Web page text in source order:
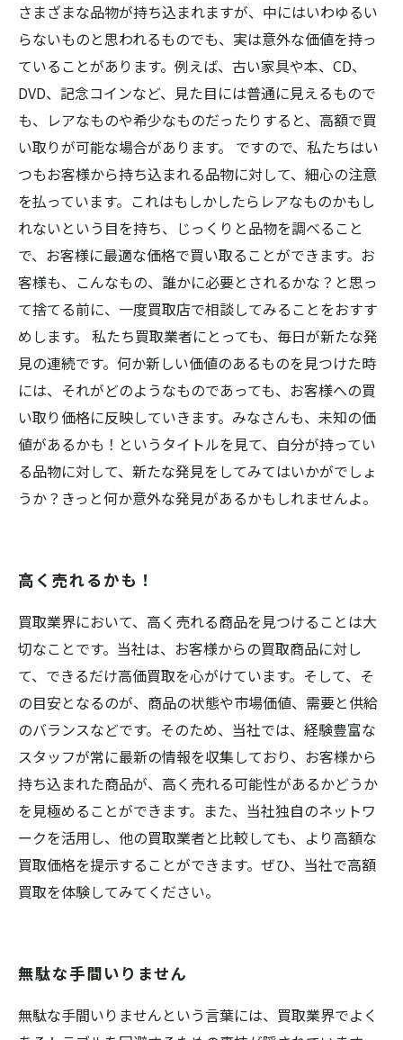
さまざまな品物が持ち込まれますが、中にはいわゆるい
らないものと思われるものでも、実は意外な価値を持っ
ていることがあります。例えば、古い家具や本、CD、
DVD、記念コインなど、見た目には普通に見えるもので
も、レアなものや希少なものだったりすると、高額で買
い取りが可能な場合があります。 ですので、私たちはい
つもお客様から持ち込まれる品物に対して、細心の注意
を払っています。これはもしかしたらレアなものかもし
れないという目を持ち、じっくりと品物を調べること
で、お客様に最適な価格で買い取ることができます。お
客様も、こんなもの、誰かに必要とされるかな？と思っ
て捨てる前に、一度買取店で相談してみることをおすす
めします。 私たち買取業者にとっても、毎日が新たな発
見の連続です。何か新しい価値のあるものを見つけた時
には、それがどのようなものであっても、お客様への買
い取り価格に反映していきます。みなさんも、未知の価
値があるかも！というタイトルを見て、自分が持ってい
る品物に対して、新たな発見をしてみてはいかがでしょ
うか？きっと何か意外な発見があるかもしれませんよ。
高く売れるかも！
買取業界において、高く売れる商品を見つけることは大
切なことです。当社は、お客様からの買取商品に対し
て、できるだけ高価買取を心がけています。そして、そ
の目安となるのが、商品の状態や市場価値、需要と供給
のバランスなどです。そのため、当社では、経験豊富な
スタッフが常に最新の情報を収集しており、お客様から
持ち込まれた商品が、高く売れる可能性があるかどうか
を見極めることができます。また、当社独自のネットワ
ークを活用し、他の買取業者と比較しても、より高額な
買取価格を提示することができます。ぜひ、当社で高額
買取を体験してみてください。
無駄な手間いりません
無駄な手間いりませんという言葉には、買取業界でよく